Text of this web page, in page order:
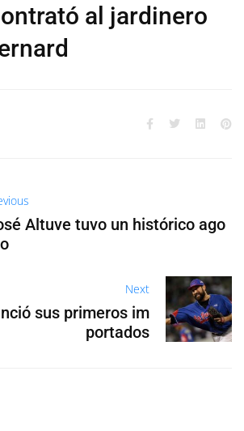
al jardinero
Altuve tuvo un histórico ago
Next
sus primeros im
portados